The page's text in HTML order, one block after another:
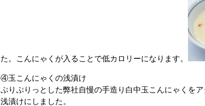
た。こんにゃくが入ることで低カロリーになります。
④玉こんにゃくの浅漬け
ぷりぷりっとした弊社自慢の手造り白中玉こんにゃくを
浅漬けにしました。